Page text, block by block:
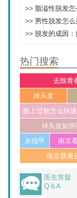
>> 脂溢性脱发
>> 男性脱发怎么
>> 脱发的成因
热门搜索
去除青
掉头发
脸上过敏怎么快
掉头发如何
灰指甲
南京
南京肤康
医生答疑
Q＆A